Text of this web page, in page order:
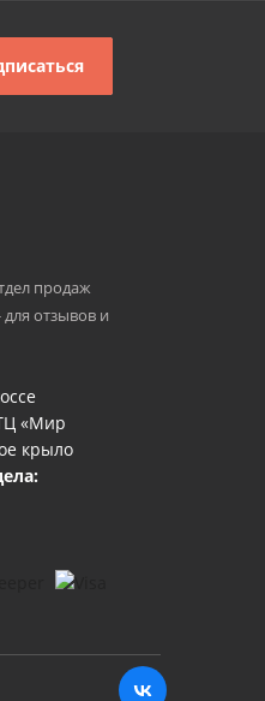
продаж
для отзывов и
«Мир
крыло